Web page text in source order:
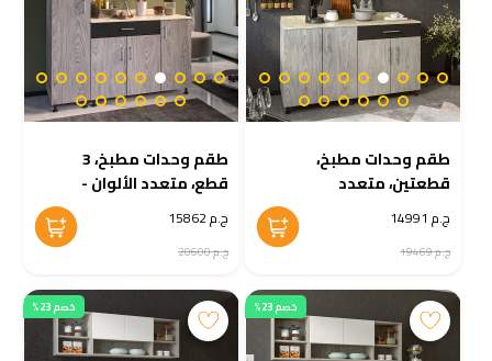
طقم وحدات مطبخ،
قطعتين، متعدد
185
ج.م 14991
ج.م 19469
طقم وحدات مطبخ، 3
قطع، متعدد الألوان -
KM-EG38-184ج.م 15862
ج.م 20600
خصم 23% خصم 23%